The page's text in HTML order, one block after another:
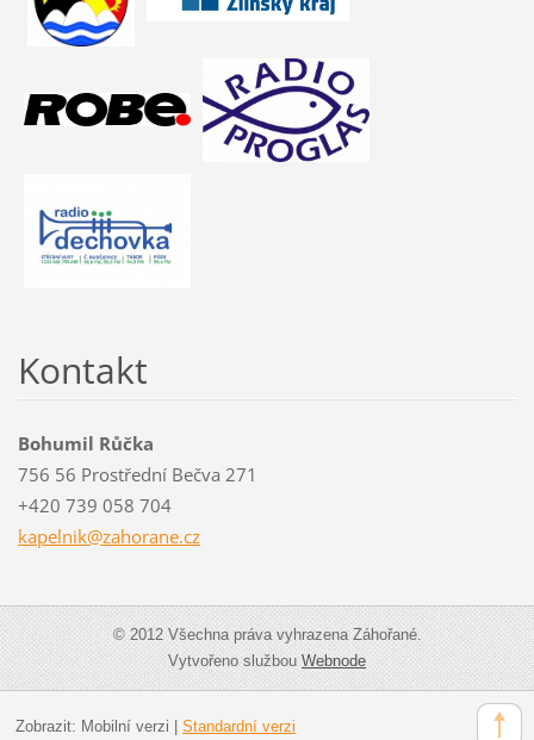
Kontakt
Bohumil Růčka
756 56 Prostřední Bečva 271
+420 739 058 704
kapelnik@zahorane.cz
© 2012 Všechna práva vyhrazena Záhořané.
Vytvořeno službouWebnode
Zobrazit: Mobilní verzi Standardní verzi